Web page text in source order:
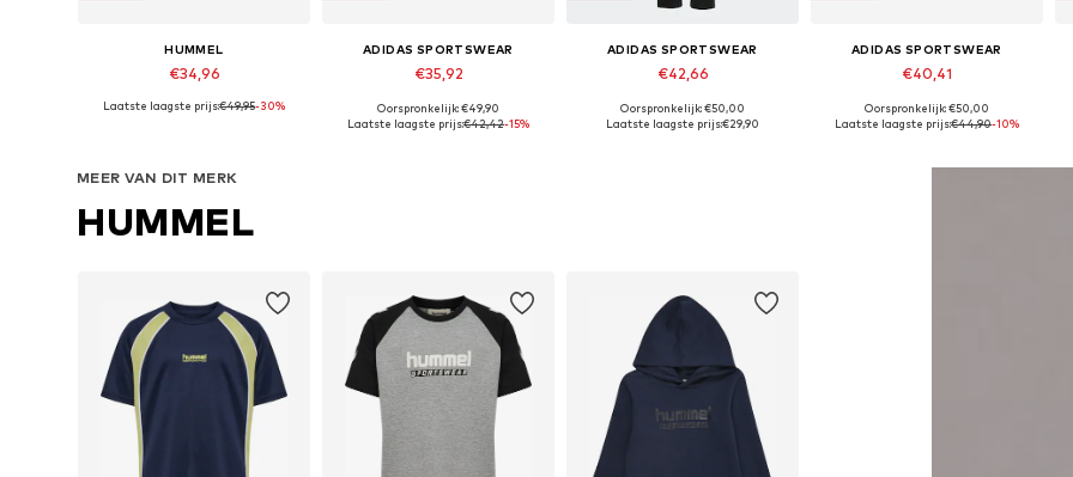
HUMMEL
€34,96
Beschikbaar in vele maten
Laatste laagste prijs:€49,95-30%
ADIDAS SPORTSWEAR
€35,92
Oorspronkelijk: €49,90
Laatste laagste prijs:€42,42-15%
ADIDAS SPORTSWEAR
€42,66
Oorspronkelijk: €50,00
Laatste laagste prijs:€29,90
ADIDAS SPORTSWEAR
€40,41
Oorspronkelijk: €50,00
Laatste laagste prijs:€44,90-10%
MEER VAN DIT MERK
HUMMEL